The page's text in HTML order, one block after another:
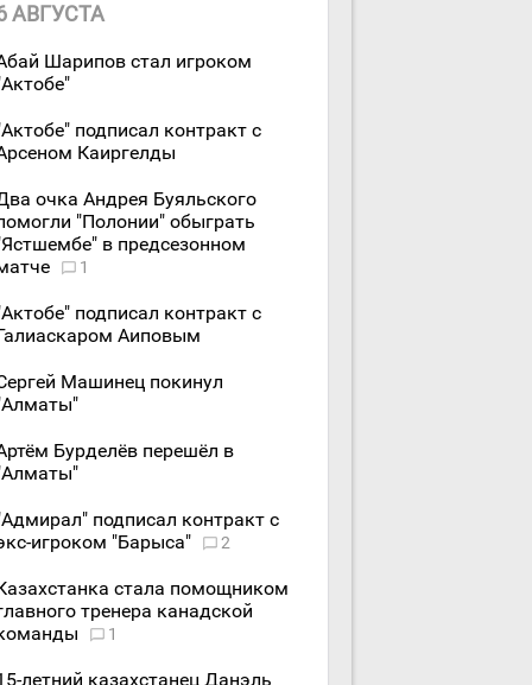
АВГУСТА
Шарипов стал игроком
подписал контракт с
Каиргелды
очка Андрея Буяльского
"Полонии" обыграть
в предсезонном
1
подписал контракт с
Аиповым
Машинец покинул
Бурделёв перешёл в
подписал контракт с
игроком "Барыса"
2
стала помощником
тренера канадской
1
летний казахстанец Данэль